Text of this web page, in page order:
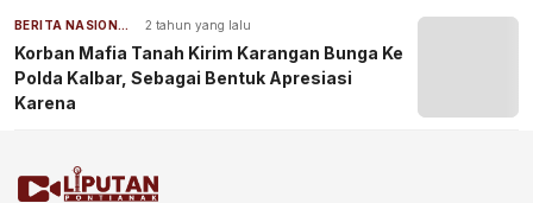
BERITA NASIONAL 2 tahun yang lalu
Korban Mafia Tanah Kirim Karangan Bunga Ke
Polda Kalbar, Sebagai Bentuk Apresiasi
Karena